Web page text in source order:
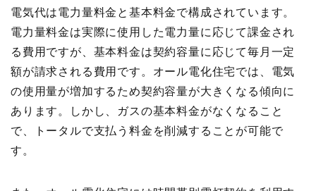
電気代は電力量料金と基本料金で構成されています。
電力量料金は実際に使用した電力量に応じて課金され
る費用ですが、基本料金は契約容量に応じて毎月一定
額が請求される費用です。オール電化住宅では、電気
の使用量が増加するため契約容量が大きくなる傾向に
あります。しかし、ガスの基本料金がなくなること
で、トータルで支払う料金を削減することが可能で
す。